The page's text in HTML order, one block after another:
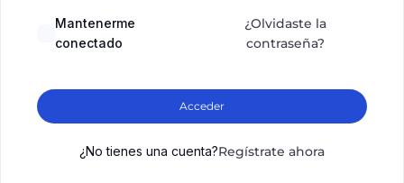
Mantenerme
conectado
¿Olvidaste la
contraseña?
Acceder
¿No tienes una cuenta?Regístrate ahora